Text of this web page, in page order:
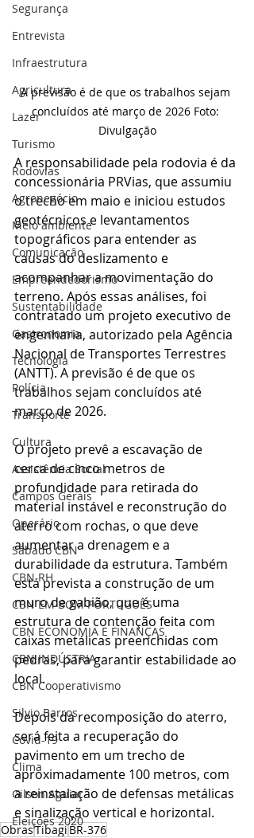
Segurança
Entrevista
Infraestrutura
Agricultura
Lazer
Turismo
Rodovias
Agronegócio
Meio ambiente
Comunicação
Empreendedorismo
Sustentabilidade
Gastronomia
Tecnologia
Polícia
Transporte
Cultura
Assistência Social
Campos Gerais
Operário
Sábado CBN
CBN RH
CBN EM BOM PORTUGUÊS
CBN ECONOMIA E FINANÇAS
CBN INDÚSTRIA
CBN Cooperativismo
Silvio Barros
Covid-19
Clima
Gilson Aguiar
Eleições 2020
A previsão é de que os trabalhos sejam
concluídos até março de 2026 Foto:
Divulgação
A responsabilidade pela rodovia é da
concessionária PRVias, que assumiu
o trecho em maio e iniciou estudos
geotécnicos e levantamentos
topográficos para entender as
causas do deslizamento e
acompanhar a movimentação do
terreno. Após essas análises, foi
contratado um projeto executivo de
engenharia, autorizado pela Agência
Nacional de Transportes Terrestres
(ANTT). A previsão é de que os
trabalhos sejam concluídos até
março de 2026.
O projeto prevê a escavação de
cerca de cinco metros de
profundidade para retirada do
material instável e reconstrução do
aterro com rochas, o que deve
aumentar a drenagem e a
durabilidade da estrutura. Também
está prevista a construção de um
muro de gabião, que é uma
estrutura de contenção feita com
caixas metálicas preenchidas com
pedras, para garantir estabilidade ao
local.
Depois da recomposição do aterro,
será feita a recuperação do
pavimento em um trecho de
aproximadamente 100 metros, com
a reinstalação de defensas metálicas
e sinalização vertical e horizontal.
ObrasTibagiBR-376